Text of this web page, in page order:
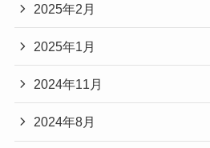
2025年2月
2025年1月
2024年11月
2024年8月